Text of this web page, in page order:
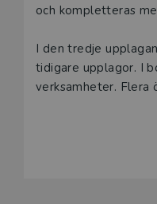
och kompletteras
I den tredje
tidigare upplagor. I
verksamheter. Flera